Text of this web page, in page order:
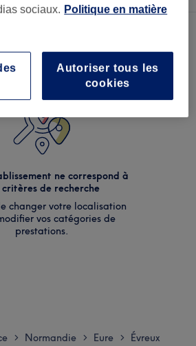
ne correspond à
critères de recherche
changer votre localisation
vos catégories de
prestations.
> Normandie > Eure > Évreux
sociaux. Politique en matière
Autoriser tous les
cookies